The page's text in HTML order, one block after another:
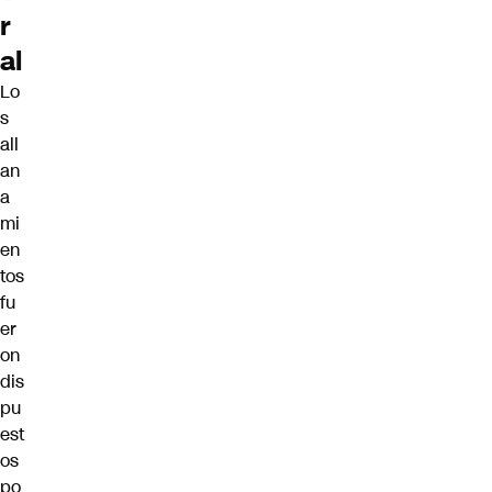
r
al
Lo
s
all
an
a
mi
en
tos
fu
er
on
dis
pu
est
os
po